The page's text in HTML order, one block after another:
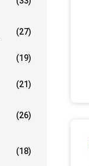
(27)
(19)
(21)
(26)
(18)